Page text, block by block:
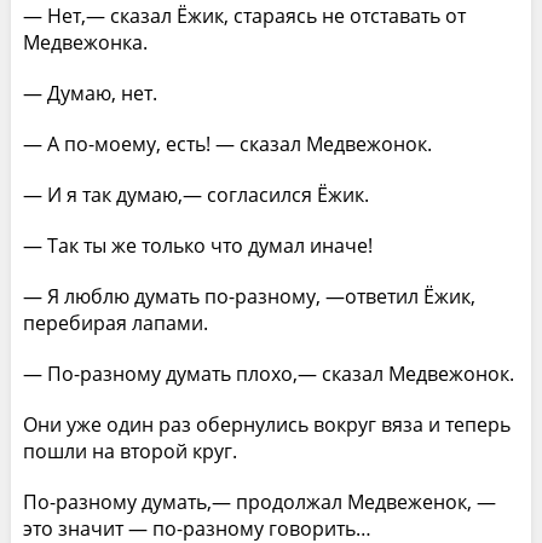
— Нет,— сказал Ёжик, стараясь не отставать от
Медвежонка.
— Думаю, нет.
— А по-моему, есть! — сказал Медвежонок.
— И я так думаю,— согласился Ёжик.
— Так ты же только что думал иначе!
— Я люблю думать по-разному, —ответил Ёжик,
перебирая лапами.
— По-разному думать плохо,— сказал Медвежонок.
Они уже один раз обернулись вокруг вяза и теперь
пошли на второй круг.
По-разному думать,— продолжал Медвеженок, —
это значит — по-разному говорить…